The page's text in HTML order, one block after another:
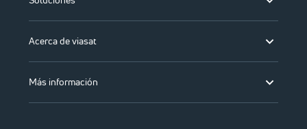
Acerca de viasat
Más información